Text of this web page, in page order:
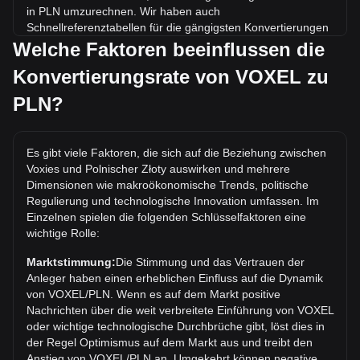
in PLN umzurechnen. Wir haben auch
Schnellreferenztabellen für die gängigsten Konvertierungen
beigefügt. Beispielsweise entsprechen 5 PLN 441.91
VOXEL, während 5 VOXEL etwa 0.05657PLN kosten.
Was ist der höchste Kurs von VOXEL/PLN aller
Zeiten?
zł17.72. Es bleibt abzuwarten, ob der Wert von 1
VOXEL/PLN das aktuelle Allzeithoch übertreffen wird.
Wie ist der Kurstrend von in PLN?
In den letzten 7 Tagen ist der Wechselkurs von Voxies
(VOXEL) um 3.27% gestiegen. Im vergangenen Monat ist
Złoty (PLN) um 14.97% gefallen.
Welche Faktoren beeinflussen die
Konvertierungsrate von VOXEL zu
PLN?
Es gibt viele Faktoren, die sich auf die Beziehung zwischen
Voxies und Polnischer Złoty auswirken und mehrere
Dimensionen wie makroökonomische Trends, politische
Regulierung und technologische Innovation umfassen. Im
Einzelnen spielen die folgenden Schlüsselfaktoren eine
wichtige Rolle:
Marktstimmung:Die Stimmung und das Vertrauen der
Anleger haben einen erheblichen Einfluss auf die Dynamik
von VOXEL/PLN. Wenn es auf dem Markt positive
Nachrichten über die weit verbreitete Einführung von VOXEL
oder wichtige technologische Durchbrüche gibt, löst dies in
der Regel Optimismus auf dem Markt aus und treibt den